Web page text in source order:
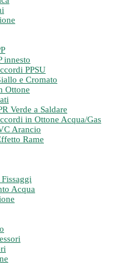
innesto
PPSU
e Cromato
Ottone
Verde a Saldare
in Ottone Acqua/Gas
Arancio
Rame
Acqua